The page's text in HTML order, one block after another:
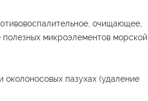
очищающее,
микроэлементов морской
пазухах (удаление